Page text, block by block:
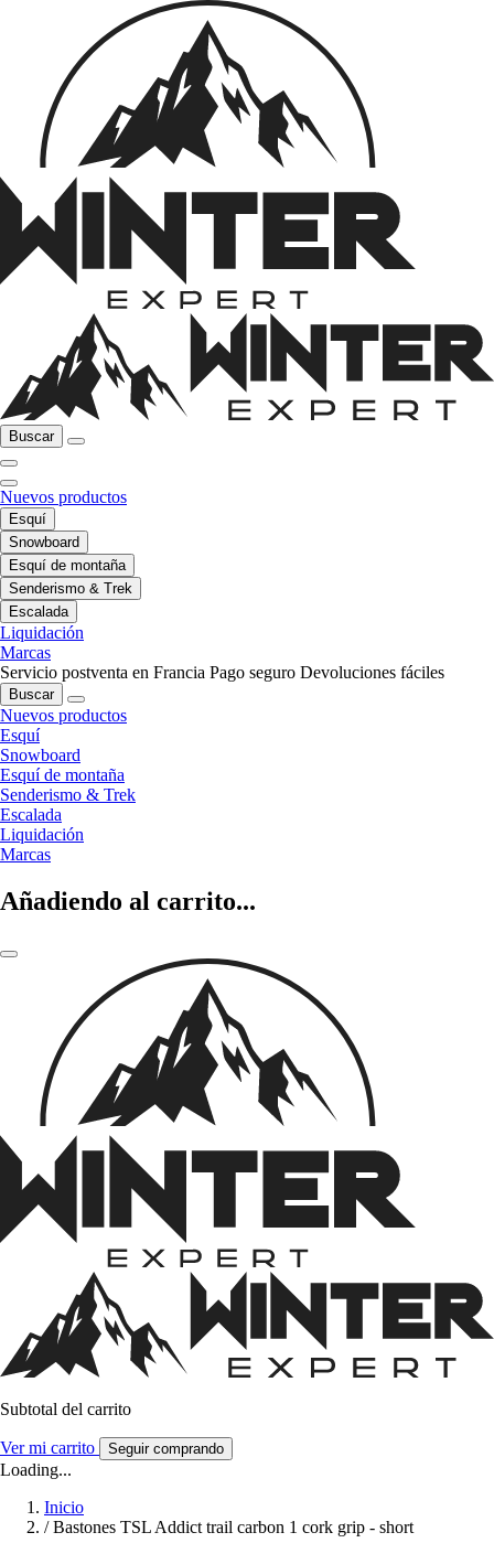
Buscar
Nuevos productos
Esquí
Snowboard
Esquí de montaña
Senderismo & Trek
Escalada
Liquidación
Marcas
Servicio postventa en Francia Pago seguro Devoluciones fáciles
Buscar
Nuevos productos
Esquí
Snowboard
Esquí de montaña
Senderismo & Trek
Escalada
Liquidación
Marcas
Añadiendo al carrito...
Subtotal del carrito
Ver mi carrito Seguir comprando
Loading...
Inicio
/ Bastones TSL Addict trail carbon 1 cork grip - short